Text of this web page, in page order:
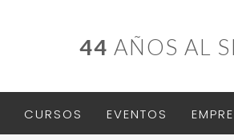
44 AÑOS AL
CURSOS EVENTOS